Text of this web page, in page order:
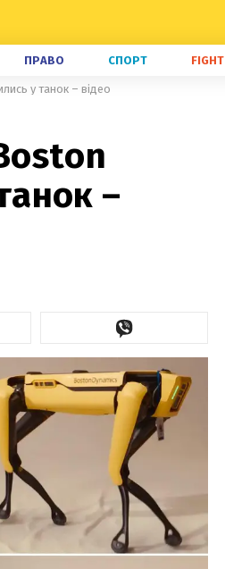
ПРАВО СПОРТ FIGHT
у танок – відео
–